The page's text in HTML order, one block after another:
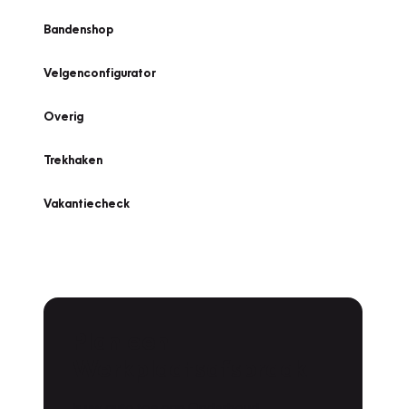
Bandenshop
Velgenconfigurator
Overig
Trekhaken
Vakantiecheck